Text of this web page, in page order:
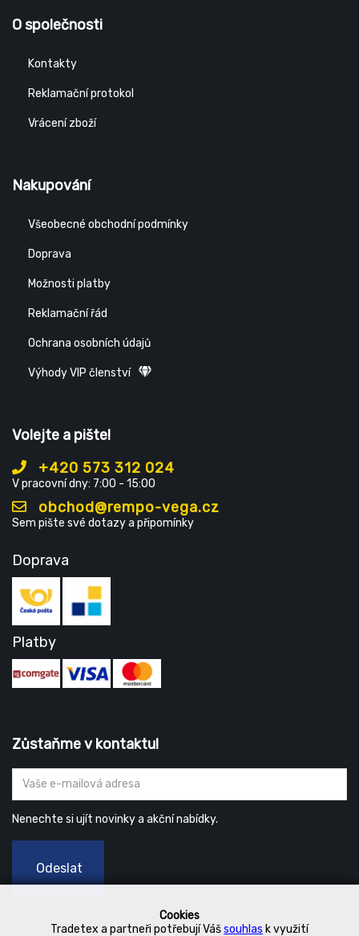
Cookies
Tradetex a partneři potřebují Vášsouhlas k využití
O společnosti
Kontakty
Reklamační protokol
Vrácení zboží
Nakupování
Všeobecné obchodní podmínky
Doprava
Možnosti platby
Reklamační řád
Ochrana osobních údajů
Výhody VIP členství
Volejte a pište!
+420 573 312 024
V pracovní dny: 7:00 - 15:00
obchod@rempo-vega.cz
Sem pište své dotazy a připomínky
Doprava
Platby
Zůstaňme v kontaktu!
Nenechte si ujít novinky a akční nabídky.
Odeslat